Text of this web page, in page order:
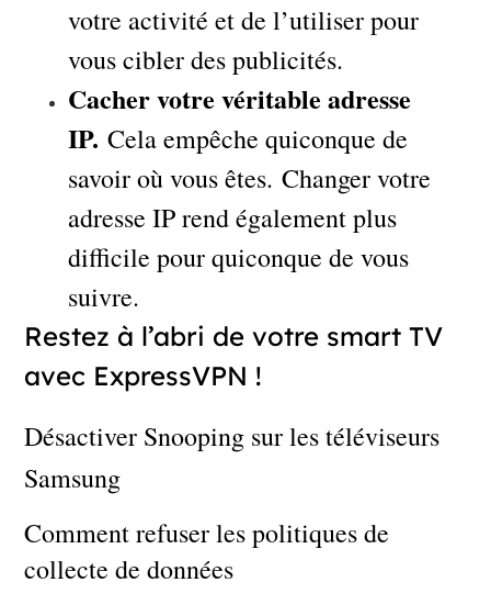
votre activité et de l’utiliser pour
vous cibler des publicités.
Cacher votre véritable adresse
IP.Cela empêche quiconque de
savoir où vous êtes. Changer votre
adresse IP rend également plus
difficile pour quiconque de vous
suivre.
Restez à l’abri de votre smart TV
avec ExpressVPN !
Désactiver Snooping sur les téléviseurs
Samsung
Comment refuser les politiques de
collecte de données